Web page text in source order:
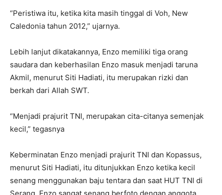
“Peristiwa itu, ketika kita masih tinggal di Voh, New
Caledonia tahun 2012,” ujarnya.
Lebih lanjut dikatakannya, Enzo memiliki tiga orang
saudara dan keberhasilan Enzo masuk menjadi taruna
Akmil, menurut Siti Hadiati, itu merupakan rizki dan
berkah dari Allah SWT.
“Menjadi prajurit TNI, merupakan cita-citanya semenjak
kecil,” tegasnya
Keberminatan Enzo menjadi prajurit TNI dan Kopassus,
menurut Siti Hadiati, itu ditunjukkan Enzo ketika kecil
senang menggunakan baju tentara dan saat HUT TNI di